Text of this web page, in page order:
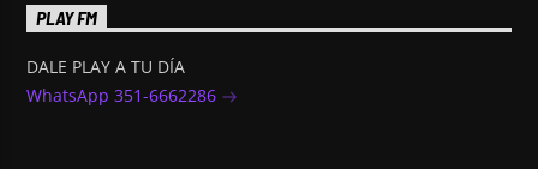
PLAY FM
DALE PLAY A TU DÍA
WhatsApp 351-6662286